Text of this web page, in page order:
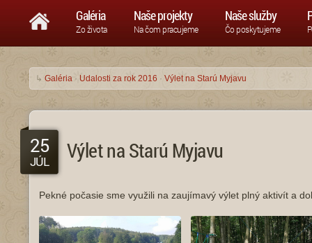
Galéria
Zo života
Naše projekty
Na čom pracujeme
Naše služby
Čo poskytujeme
↳ Galéria · Udalosti za rok 2016 · Výlet na Starú Myjavu
25
JÚL Výlet na Starú Myjavu
Pekné počasie sme využili na zaujímavý výlet plný aktivít a